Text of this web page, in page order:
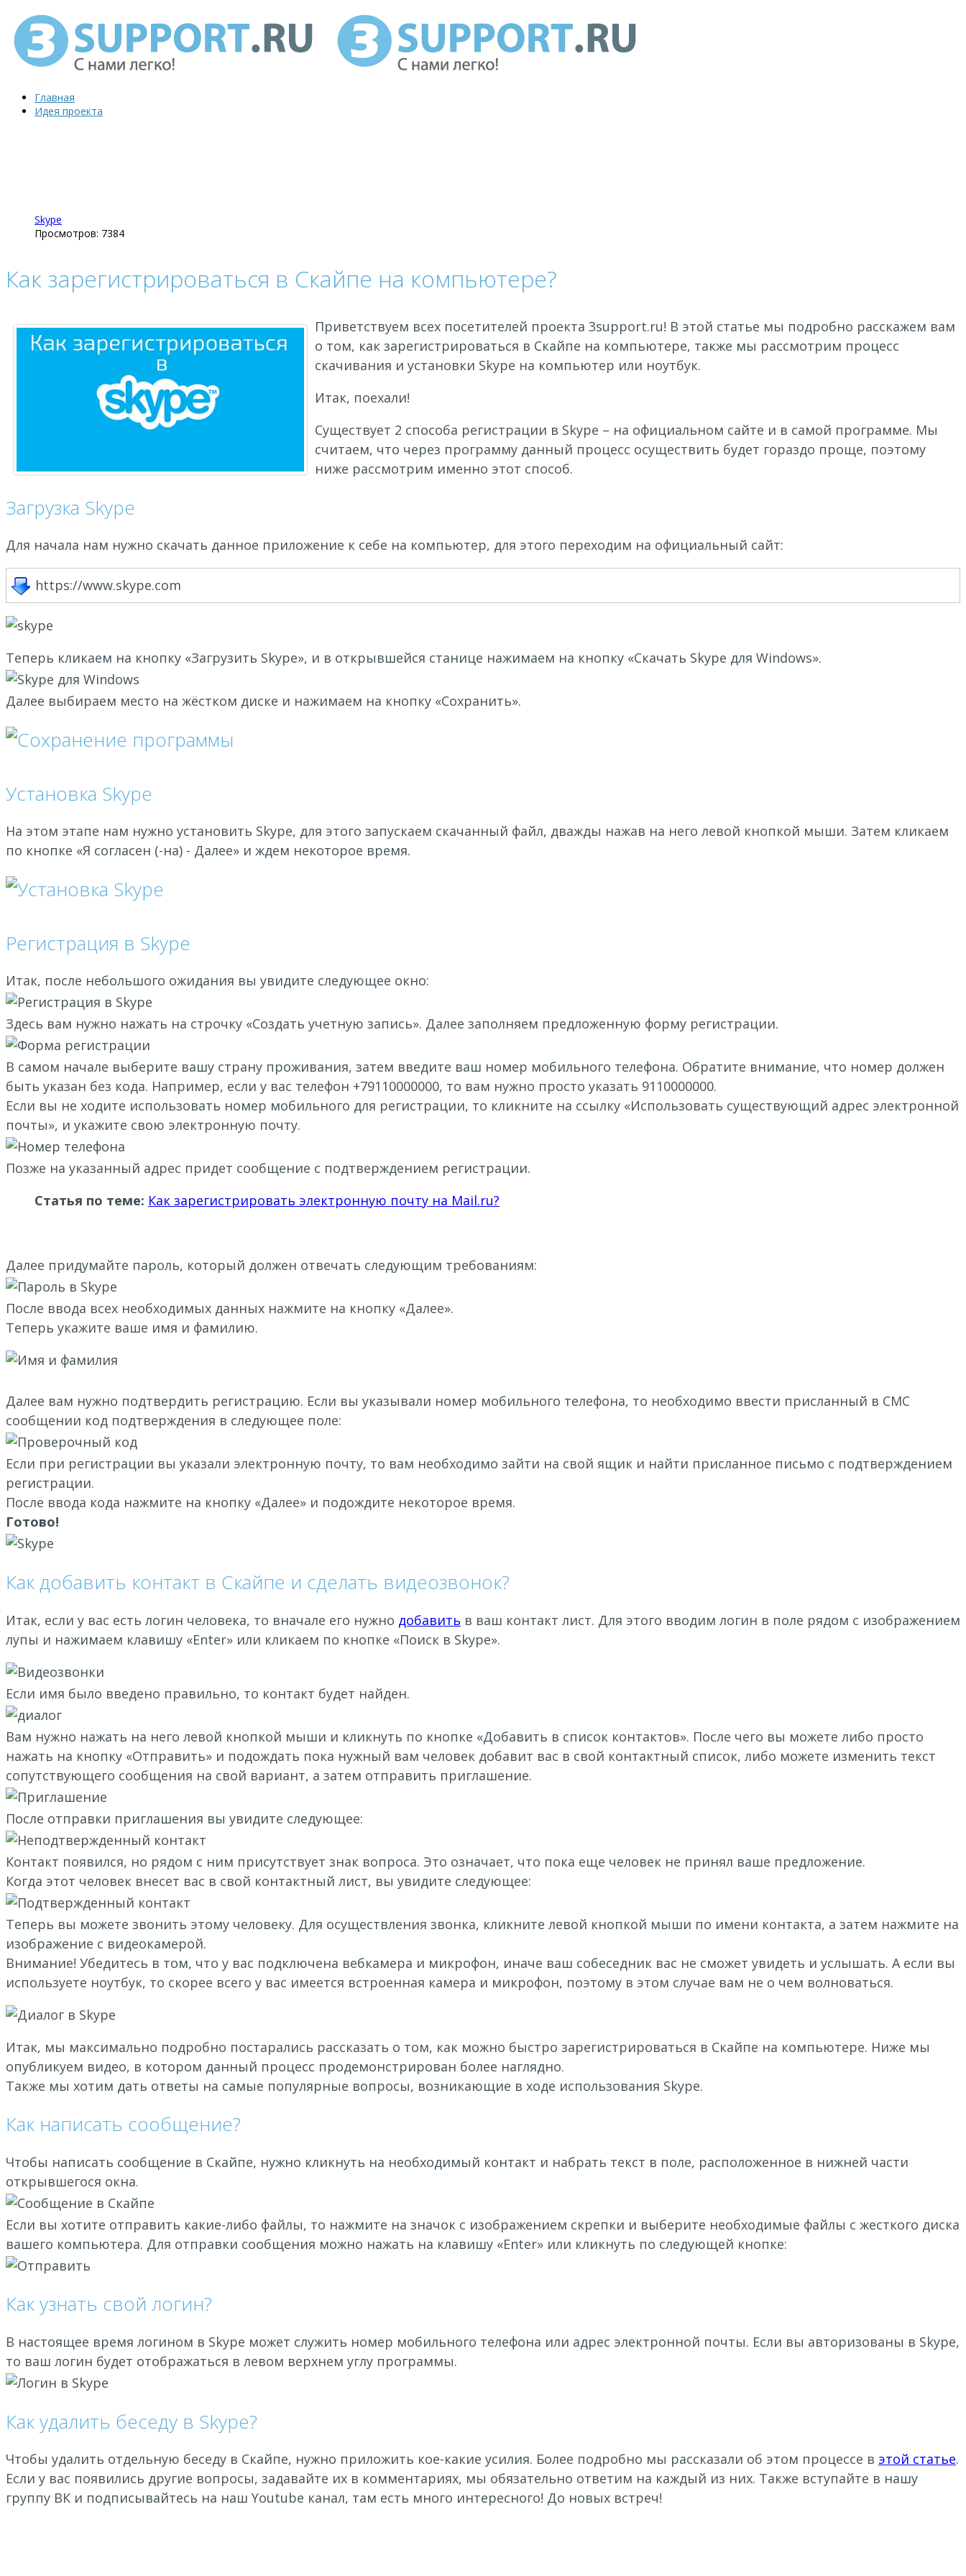
Главная
Идея проекта
Skype
Просмотров: 7384
Как зарегистрироваться в Скайпе на компьютере?
Приветствуем всех посетителей проекта 3support.ru! В этой статье мы подробно расскажем вам
о том, как зарегистрироваться в Скайпе на компьютере, также мы рассмотрим процесс
скачивания и установки Skype на компьютер или ноутбук.
Итак, поехали!
Существует 2 способа регистрации в Skype – на официальном сайте и в самой программе. Мы
считаем, что через программу данный процесс осуществить будет гораздо проще, поэтому
ниже рассмотрим именно этот способ.
Загрузка Skype
Для начала нам нужно скачать данное приложение к себе на компьютер, для этого переходим на официальный сайт:
https://www.skype.com
Теперь кликаем на кнопку «Загрузить Skype», и в открывшейся станице нажимаем на кнопку «Скачать Skype для Windows».
Далее выбираем место на жёстком диске и нажимаем на кнопку «Сохранить».
Установка Skype
На этом этапе нам нужно установить Skype, для этого запускаем скачанный файл, дважды нажав на него левой кнопкой мыши. Затем кликаем
по кнопке «Я согласен (-на) - Далее» и ждем некоторое время.
Регистрация в Skype
Итак, после небольшого ожидания вы увидите следующее окно:
Здесь вам нужно нажать на строчку «Создать учетную запись». Далее заполняем предложенную форму регистрации.
В самом начале выберите вашу страну проживания, затем введите ваш номер мобильного телефона. Обратите внимание, что номер должен
быть указан без кода. Например, если у вас телефон +79110000000, то вам нужно просто указать 9110000000.
Если вы не ходите использовать номер мобильного для регистрации, то кликните на ссылку «Использовать существующий адрес электронной
почты», и укажите свою электронную почту.
Позже на указанный адрес придет сообщение с подтверждением регистрации.
Статья по теме: Как зарегистрировать электронную почту на Mail.ru?
Далее придумайте пароль, который должен отвечать следующим требованиям:
После ввода всех необходимых данных нажмите на кнопку «Далее».
Теперь укажите ваше имя и фамилию.
Далее вам нужно подтвердить регистрацию. Если вы указывали номер мобильного телефона, то необходимо ввести присланный в СМС
сообщении код подтверждения в следующее поле:
Если при регистрации вы указали электронную почту, то вам необходимо зайти на свой ящик и найти присланное письмо с подтверждением
регистрации.
После ввода кода нажмите на кнопку «Далее» и подождите некоторое время.
Готово!
Как добавить контакт в Скайпе и сделать видеозвонок?
Итак, если у вас есть логин человека, то вначале его нужно добавить в ваш контакт лист. Для этого вводим логин в поле рядом с изображением
лупы и нажимаем клавишу «Enter» или кликаем по кнопке «Поиск в Skype».
Если имя было введено правильно, то контакт будет найден.
Вам нужно нажать на него левой кнопкой мыши и кликнуть по кнопке «Добавить в список контактов». После чего вы можете либо просто
нажать на кнопку «Отправить» и подождать пока нужный вам человек добавит вас в свой контактный список, либо можете изменить текст
сопутствующего сообщения на свой вариант, а затем отправить приглашение.
После отправки приглашения вы увидите следующее:
Контакт появился, но рядом с ним присутствует знак вопроса. Это означает, что пока еще человек не принял ваше предложение.
Когда этот человек внесет вас в свой контактный лист, вы увидите следующее:
Теперь вы можете звонить этому человеку. Для осуществления звонка, кликните левой кнопкой мыши по имени контакта, а затем нажмите на
изображение с видеокамерой.
Внимание! Убедитесь в том, что у вас подключена вебкамера и микрофон, иначе ваш собеседник вас не сможет увидеть и услышать. А если вы
используете ноутбук, то скорее всего у вас имеется встроенная камера и микрофон, поэтому в этом случае вам не о чем волноваться.
Итак, мы максимально подробно постарались рассказать о том, как можно быстро зарегистрироваться в Скайпе на компьютере. Ниже мы
опубликуем видео, в котором данный процесс продемонстрирован более наглядно.
Также мы хотим дать ответы на самые популярные вопросы, возникающие в ходе использования Skype.
Как написать сообщение?
Чтобы написать сообщение в Скайпе, нужно кликнуть на необходимый контакт и набрать текст в поле, расположенное в нижней части
открывшегося окна.
Если вы хотите отправить какие-либо файлы, то нажмите на значок с изображением скрепки и выберите необходимые файлы с жесткого диска
вашего компьютера. Для отправки сообщения можно нажать на клавишу «Enter» или кликнуть по следующей кнопке:
Как узнать свой логин?
В настоящее время логином в Skype может служить номер мобильного телефона или адрес электронной почты. Если вы авторизованы в Skype,
то ваш логин будет отображаться в левом верхнем углу программы.
Как удалить беседу в Skype?
Чтобы удалить отдельную беседу в Скайпе, нужно приложить кое-какие усилия. Более подробно мы рассказали об этом процессе в этой статье.
Если у вас появились другие вопросы, задавайте их в комментариях, мы обязательно ответим на каждый из них. Также вступайте в нашу
группу ВК и подписывайтесь на наш Youtube канал, там есть много интересного! До новых встреч!